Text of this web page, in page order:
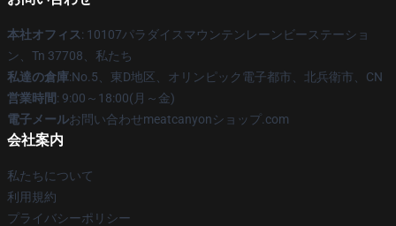
本社オフィス: 10107パラダイスマウンテンレーンビーステーショ
ン、Tn 37708、私たち
私達の倉庫:No.5、東D地区、オリンピック電子都市、北兵衛市、CN
営業時間: 9:00～18:00(月～金)
電子メールお問い合わせmeatcanyonショップ.com
会社案内
私たちについて
利用規約
プライバシーポリシー